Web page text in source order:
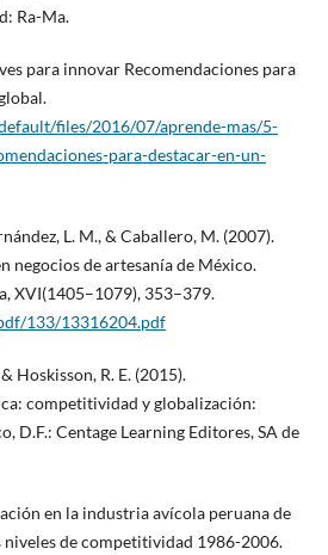
Ra-Ma.
para innovar Recomendaciones para
files/2016/07/aprende-mas/5-
para-destacar-en-un-
L. M., & Caballero, M. (2007).
negocios de artesanía de México.
XVI(1405–1079), 353–379.
133/13316204.pdf
Hoskisson, R. E. (2015).
competitividad y globalización:
D.F.: Centage Learning Editores, SA de
en la industria avícola peruana de
de competitividad 1986-2006.